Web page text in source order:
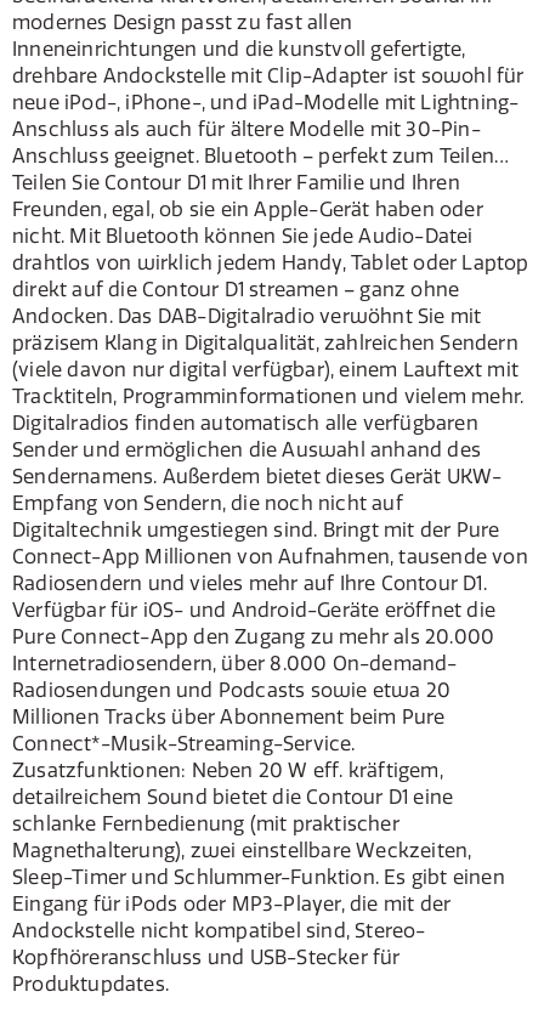
modernes Design passt zu fast allen
Inneneinrichtungen und die kunstvoll gefertigte,
drehbare Andockstelle mit Clip-Adapter ist sowohl für
neue iPod-, iPhone-, und iPad-Modelle mit Lightning-
Anschluss als auch für ältere Modelle mit 30-Pin-
Anschluss geeignet. Bluetooth – perfekt zum Teilen…
Teilen Sie Contour D1 mit Ihrer Familie und Ihren
Freunden, egal, ob sie ein Apple-Gerät haben oder
nicht. Mit Bluetooth können Sie jede Audio-Datei
drahtlos von wirklich jedem Handy, Tablet oder Laptop
direkt auf die Contour D1 streamen – ganz ohne
Andocken. Das DAB-Digitalradio verwöhnt Sie mit
präzisem Klang in Digitalqualität, zahlreichen Sendern
(viele davon nur digital verfügbar), einem Lauftext mit
Tracktiteln, Programminformationen und vielem mehr.
Digitalradios finden automatisch alle verfügbaren
Sender und ermöglichen die Auswahl anhand des
Sendernamens. Außerdem bietet dieses Gerät UKW-
Empfang von Sendern, die noch nicht auf
Digitaltechnik umgestiegen sind. Bringt mit der Pure
Connect-App Millionen von Aufnahmen, tausende von
Radiosendern und vieles mehr auf Ihre Contour D1.
Verfügbar für iOS- und Android-Geräte eröffnet die
Pure Connect-App den Zugang zu mehr als 20.000
Internetradiosendern, über 8.000 On-demand-
Radiosendungen und Podcasts sowie etwa 20
Millionen Tracks über Abonnement beim Pure
Connect*-Musik-Streaming-Service.
Zusatzfunktionen: Neben 20 W eff. kräftigem,
detailreichem Sound bietet die Contour D1 eine
schlanke Fernbedienung (mit praktischer
Magnethalterung), zwei einstellbare Weckzeiten,
Sleep-Timer und Schlummer-Funktion. Es gibt einen
Eingang für iPods oder MP3-Player, die mit der
Andockstelle nicht kompatibel sind, Stereo-
Kopfhöreranschluss und USB-Stecker für
Produktupdates.